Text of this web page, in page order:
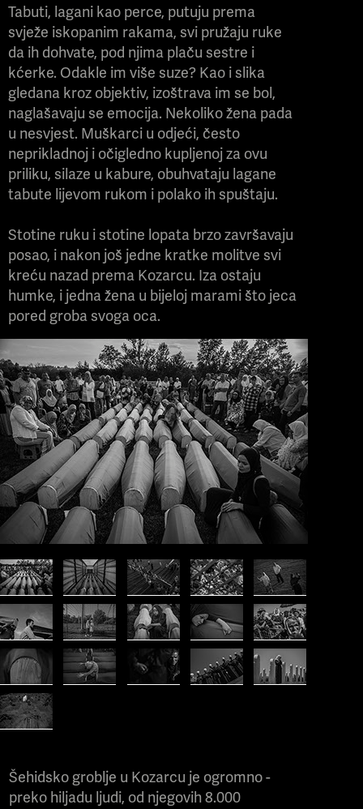
Tabuti, lagani kao perce, putuju prema
svježe iskopanim rakama, svi pružaju ruke
da ih dohvate, pod njima plaču sestre i
kćerke. Odakle im više suze? Kao i slika
gledana kroz objektiv, izoštrava im se bol,
naglašavaju se emocija. Nekoliko žena pada
u nesvjest. Muškarci u odjeći, često
neprikladnoj i očigledno kupljenoj za ovu
priliku, silaze u kabure, obuhvataju lagane
tabute lijevom rukom i polako ih spuštaju.
Stotine ruku i stotine lopata brzo završavaju
posao, i nakon još jedne kratke molitve svi
kreću nazad prema Kozarcu. Iza ostaju
humke, i jedna žena u bijeloj marami što jeca
pored groba svoga oca.
Šehidsko groblje u Kozarcu je ogromno -
preko hiljadu ljudi, od njegovih 8.000